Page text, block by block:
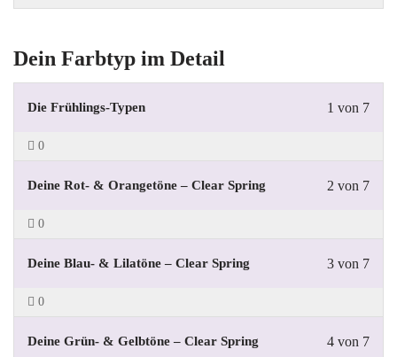
Dein Farbtyp im Detail
1 von 7
Die Frühlings-Typen
0
2 von 7
Deine Rot- & Orangetöne – Clear Spring
0
3 von 7
Deine Blau- & Lilatöne – Clear Spring
0
4 von 7
Deine Grün- & Gelbtöne – Clear Spring